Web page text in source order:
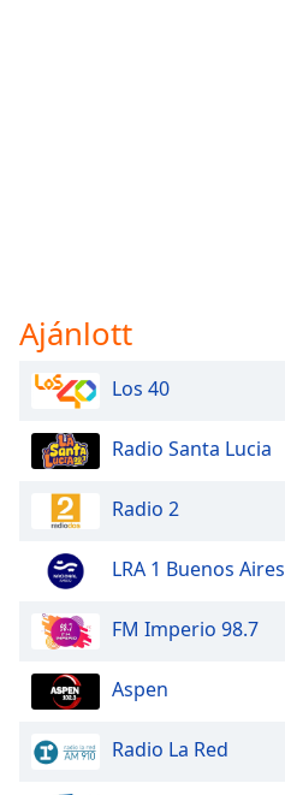
Ajánlott
Los 40
Radio Santa Lucia
Radio 2
LRA 1 Buenos Aires
FM Imperio 98.7
Aspen
Radio La Red